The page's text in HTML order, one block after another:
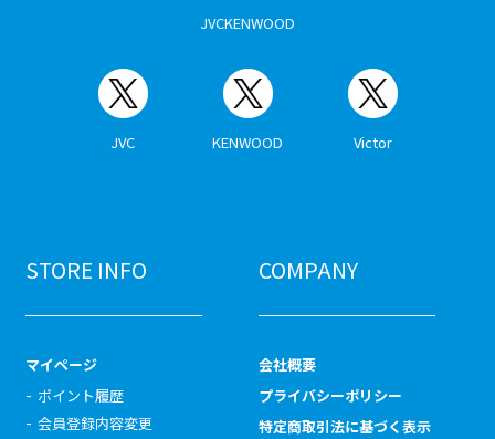
JVCKENWOOD
JVC KENWOOD Victor
STORE INFO
マイページ
ポイント履歴
会員登録内容変更
COMPANY
会社概要
プライバシーポリシー
特定商取引法に基づく表示